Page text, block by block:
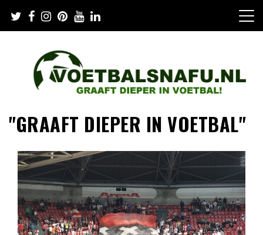
content
"GRAAFT DIEPER IN VOETBAL"